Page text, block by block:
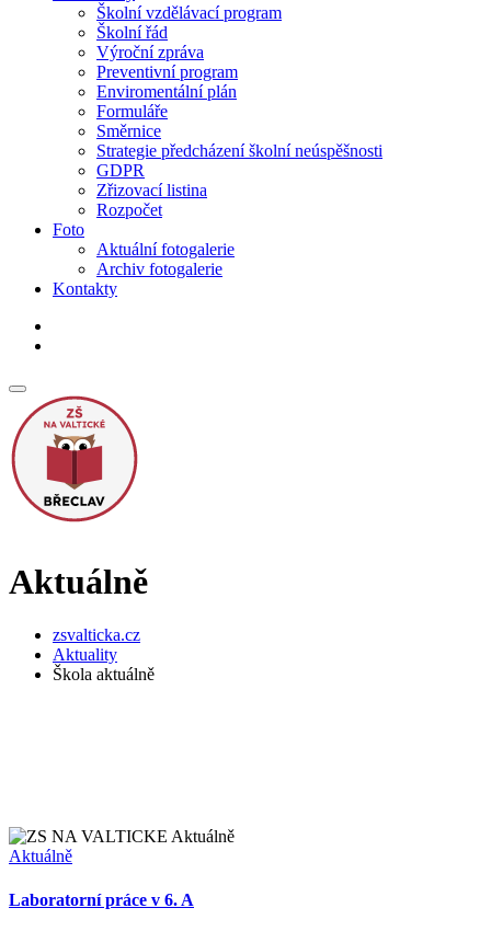
Školní vzdělávací program
Školní řád
Výroční zpráva
Preventivní program
Enviromentální plán
Formuláře
Směrnice
Strategie předcházení školní neúspěšnosti
GDPR
Zřizovací listina
Rozpočet
Foto
Aktuální fotogalerie
Archiv fotogalerie
Kontakty
Aktuálně
zsvalticka.cz
Aktuality
Škola aktuálně
Aktuálně
Laboratorní práce v 6. A